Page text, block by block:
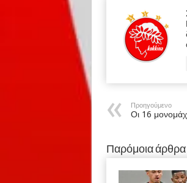
Προηγούμενο
Οι 16
Παρόμοια άρθρα